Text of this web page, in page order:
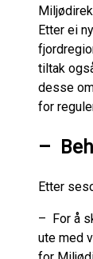
Etter ei
tiltak
desse
for
–
Etter
– For å
ute med